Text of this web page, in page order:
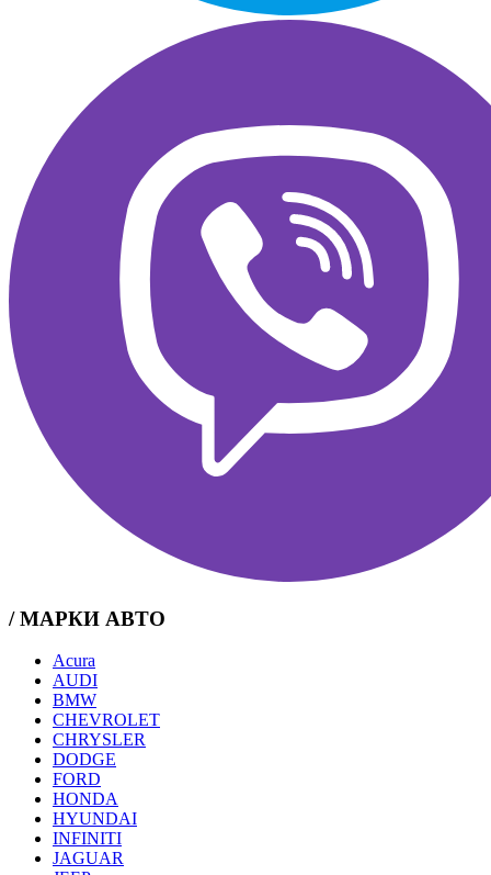
/ МАРКИ АВТО
Acura
AUDI
BMW
CHEVROLET
CHRYSLER
DODGE
FORD
HONDA
HYUNDAI
INFINITI
JAGUAR